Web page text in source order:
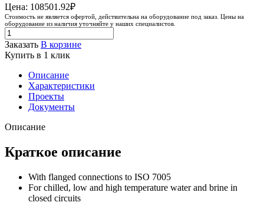
Цена: 108501.92₽
Стоимость не является офертой, действительна на оборудование под заказ. Цены на
оборудование из наличия уточняйте у наших специалистов.
Заказать В корзине
Купить в 1 клик
Описание
Характеристики
Проекты
Документы
Описание
Краткое описание
With flanged connections to ISO 7005
For chilled, low and high temperature water and brine in
closed circuits